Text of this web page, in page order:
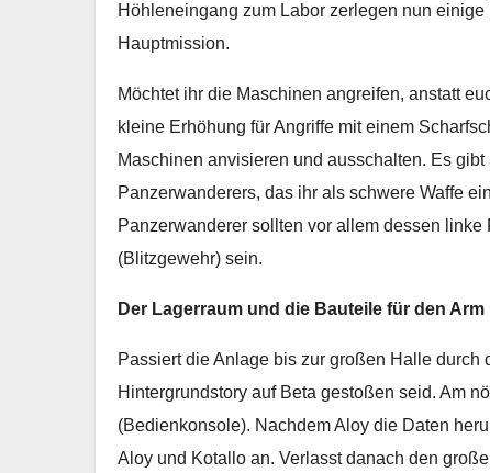
Höhleneingang zum Labor zerlegen nun
Hauptmission.
Möchtet ihr die Maschinen angreifen, anstatt
kleine Erhöhung für Angriffe mit einem
Maschinen anvisieren und ausschalten. Es
Panzerwanderers, das ihr als schwere Waffe
Panzerwanderer sollten vor allem dessen
(Blitzgewehr) sein.
Der Lagerraum und die Bauteile für den Arm
Passiert die Anlage bis zur großen Halle
Hintergrundstory auf Beta gestoßen seid. Am
(Bedienkonsole). Nachdem Aloy die Daten
Aloy und Kotallo an. Verlasst danach den